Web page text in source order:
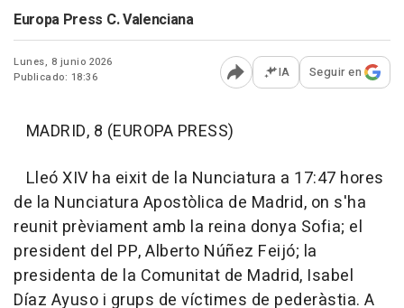
Europa Press C. Valenciana
Lunes, 8 junio 2026
Publicado: 18:36
Abrir opciones para
IA Seguir en
MADRID, 8 (EUROPA PRESS)
Lleó XIV ha eixit de la Nunciatura a 17:47 hores
de la Nunciatura Apostòlica de Madrid, on s'ha
reunit prèviament amb la reina donya Sofia; el
president del PP, Alberto Núñez Feijó; la
presidenta de la Comunitat de Madrid, Isabel
Díaz Ayuso i grups de víctimes de pederàstia. A